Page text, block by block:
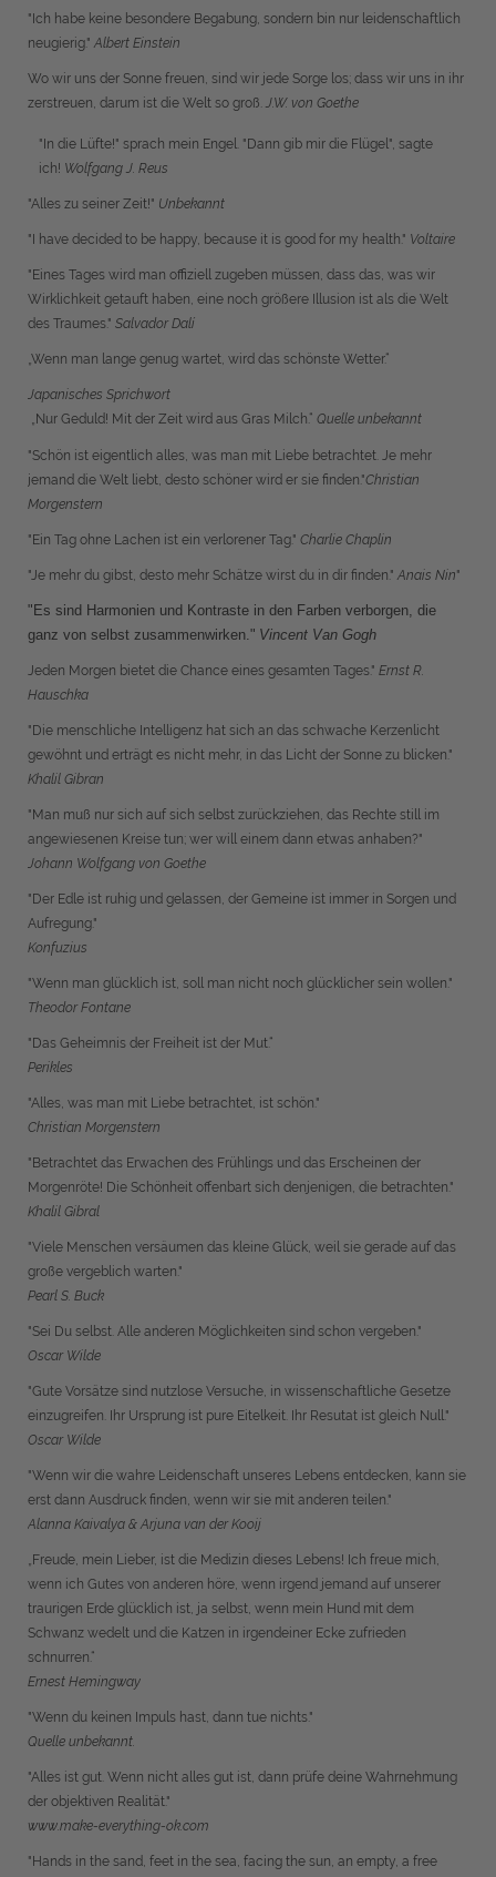
"Ich habe keine besondere Begabung, sondern bin nur leidenschaftlich
neugierig." Albert Einstein
Wo wir uns der Sonne freuen, sind wir jede Sorge los; dass wir uns in ihr
zerstreuen, darum ist die Welt so groß. J.W. von Goethe
"In die Lüfte!" sprach mein Engel. "Dann gib mir die Flügel", sagte
ich! Wolfgang J. Reus
"Alles zu seiner Zeit!" Unbekannt
"I have decided to be happy, because it is good for my health." Voltaire
"Eines Tages wird man offiziell zugeben müssen, dass das, was wir
Wirklichkeit getauft haben, eine noch größere Illusion ist als die Welt
des Traumes." Salvador Dalí
„Wenn man lange genug wartet, wird das schönste Wetter.“
Japanisches Sprichwort
„Nur Geduld! Mit der Zeit wird aus Gras Milch.“ Quelle unbekannt
"Schön ist eigentlich alles, was man mit Liebe betrachtet. Je mehr
jemand die Welt liebt, desto schöner wird er sie finden."Christian
Morgenstern
" Ein Tag ohne Lachen ist ein verlorener Tag." Charlie Chaplin
"Je mehr du gibst, desto mehr Schätze wirst du in dir finden." Anais Nin"
"Es sind Harmonien und Kontraste in den Farben verborgen, die
ganz von selbst zusammenwirken." Vincent Van Gogh
Jeden Morgen bietet die Chance eines gesamten Tages." Ernst R.
Hauschka
"Die menschliche Intelligenz hat sich an das schwache Kerzenlicht
gewöhnt und erträgt es nicht mehr, in das Licht der Sonne zu blicken."
Khalil Gibran
"Man muß nur sich auf sich selbst zurückziehen, das Rechte still im
angewiesenen Kreise tun; wer will einem dann etwas anhaben?"
Johann Wolfgang von Goethe
"Der Edle ist ruhig und gelassen, der Gemeine ist immer in Sorgen und
Aufregung."
Konfuzius
"Wenn man glücklich ist, soll man nicht noch glücklicher sein wollen."
Theodor Fontane
"Das Geheimnis der Freiheit ist der Mut.“
Perikles
"Alles, was man mit Liebe betrachtet, ist schön."
Christian Morgenstern
"Betrachtet das Erwachen des Frühlings und das Erscheinen der
Morgenröte! Die Schönheit offenbart sich denjenigen, die betrachten."
Khalil Gibral
"Viele Menschen versäumen das kleine Glück, weil sie gerade auf das
große vergeblich warten."
Pearl S. Buck
"Sei Du selbst. Alle anderen Möglichkeiten sind schon vergeben."
Oscar Wilde
"Gute Vorsätze sind nutzlose Versuche, in wissenschaftliche Gesetze
einzugreifen. Ihr Ursprung ist pure Eitelkeit. Ihr Resutat ist gleich Null."
Oscar Wilde
"Wenn wir die wahre Leidenschaft unseres Lebens entdecken, kann sie
erst dann Ausdruck finden, wenn wir sie mit anderen teilen."
Alanna Kaivalya & Arjuna van der Kooij
„Freude, mein Lieber, ist die Medizin dieses Lebens! Ich freue mich,
wenn ich Gutes von anderen höre, wenn irgend jemand auf unserer
traurigen Erde glücklich ist, ja selbst, wenn mein Hund mit dem
Schwanz wedelt und die Katzen in irgendeiner Ecke zufrieden
schnurren.“
Ernest Hemingway
"Wenn du keinen Impuls hast, dann tue nichts."
Quelle unbekannt.
"Alles ist gut. Wenn nicht alles gut ist, dann prüfe deine Wahrnehmung
der objektiven Realität."
www.make-everything-ok.com
"Hands in the sand, feet in the sea, facing the sun, an empty, a free